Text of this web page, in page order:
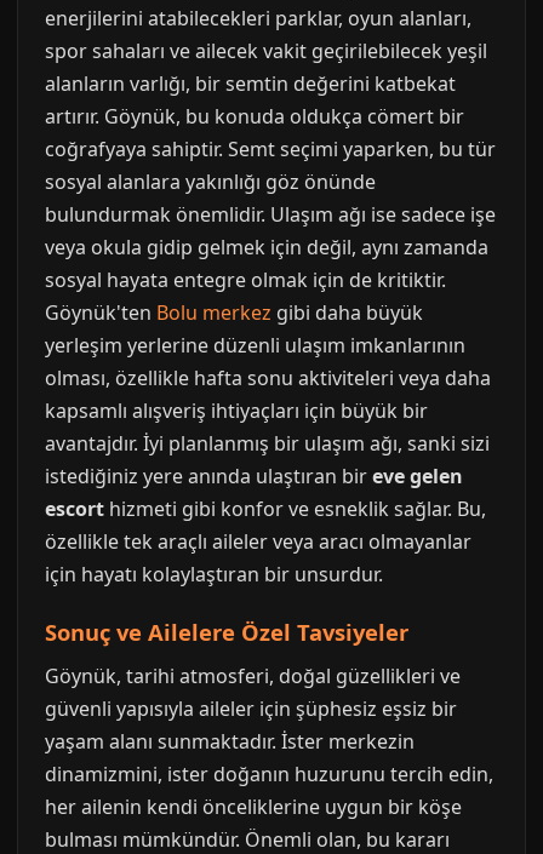
enerjilerini atabilecekleri parklar, oyun alanları,
spor sahaları ve ailecek vakit geçirilebilecek yeşil
alanların varlığı, bir semtin değerini katbekat
artırır. Göynük, bu konuda oldukça cömert bir
coğrafyaya sahiptir. Semt seçimi yaparken, bu tür
sosyal alanlara yakınlığı göz önünde
bulundurmak önemlidir. Ulaşım ağı ise sadece işe
veya okula gidip gelmek için değil, aynı zamanda
sosyal hayata entegre olmak için de kritiktir.
Göynük'ten Bolu merkez gibi daha büyük
yerleşim yerlerine düzenli ulaşım imkanlarının
olması, özellikle hafta sonu aktiviteleri veya daha
kapsamlı alışveriş ihtiyaçları için büyük bir
avantajdır. İyi planlanmış bir ulaşım ağı, sanki sizi
istediğiniz yere anında ulaştıran bireve gelen
escort hizmeti gibi konfor ve esneklik sağlar. Bu,
özellikle tek araçlı aileler veya aracı olmayanlar
için hayatı kolaylaştıran bir unsurdur.
Sonuç ve Ailelere Özel Tavsiyeler
Göynük, tarihi atmosferi, doğal güzellikleri ve
güvenli yapısıyla aileler için şüphesiz eşsiz bir
yaşam alanı sunmaktadır. İster merkezin
dinamizmini, ister doğanın huzurunu tercih edin,
her ailenin kendi önceliklerine uygun bir köşe
bulması mümkündür. Önemli olan, bu kararı